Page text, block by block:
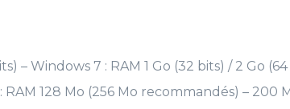
– Windows 7 : RAM 1 Go (32 bits) / 2 Go
128 Mo (256 Mo recommandés) – 200